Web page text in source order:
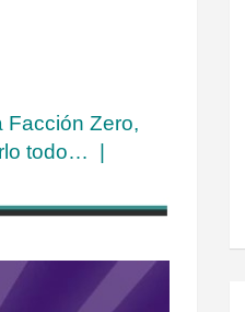
Facción Zero,
todo… |